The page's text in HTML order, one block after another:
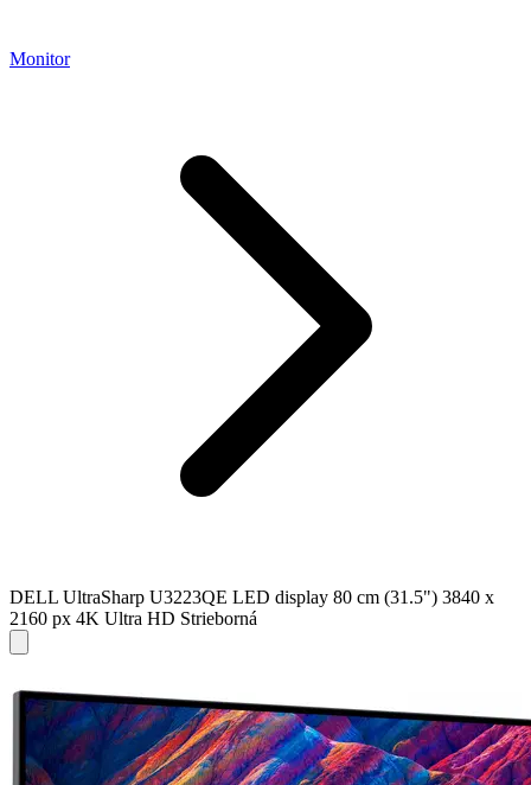
Monitor
DELL UltraSharp U3223QE LED display 80 cm (31.5") 3840 x
2160 px 4K Ultra HD Strieborná